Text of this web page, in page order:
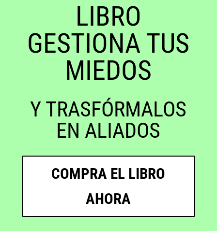
LIBRO
GESTIONA TUS
MIEDOS
Y TRASFÓRMALOS
EN ALIADOS
COMPRA EL LIBRO
AHORA